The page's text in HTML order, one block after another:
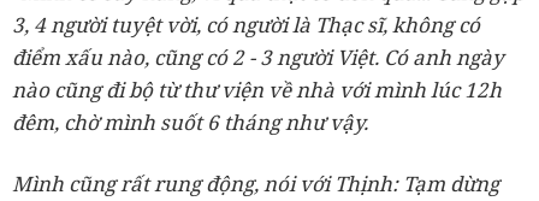
3, 4 người tuyệt vời, có người là Thạc sĩ, không có
điểm xấu nào, cũng có 2 - 3 người Việt. Có anh ngày
nào cũng đi bộ từ thư viện về nhà với mình lúc 12h
đêm, chờ mình suốt 6 tháng như vậy.
Mình cũng rất rung động, nói với Thịnh: Tạm dừng